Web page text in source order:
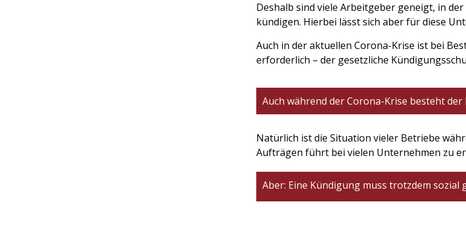
Deshalb sind viele Arbeitgeber geneigt, in
kündigen. Hierbei lässt sich aber für diese
Auch in der aktuellen Corona-Krise ist bei
erforderlich – der gesetzliche
Auch während der Corona-Krise besteht der
Natürlich ist die Situation vieler Betriebe
Aufträgen führt bei vielen Unternehmen zu
Aber: Eine Kündigung muss trotzdem